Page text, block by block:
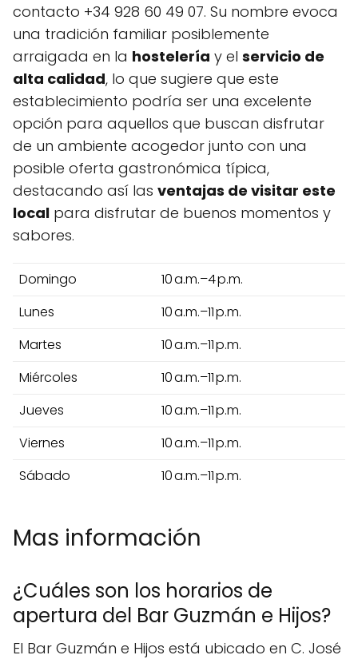
contacto +34 928 60 49 07. Su nombre evoca
una tradición familiar posiblemente
arraigada en la hostelería y el servicio de
alta calidad, lo que sugiere que este
establecimiento podría ser una excelente
opción para aquellos que buscan disfrutar
de un ambiente acogedor junto con una
posible oferta gastronómica típica,
destacando así las ventajas de visitar este
local para disfrutar de buenos momentos y
sabores.
Domingo
10 a.m.–4 p.m.
Lunes
10 a.m.–11 p.m.
Martes
10 a.m.–11 p.m.
Miércoles
10 a.m.–11 p.m.
Jueves
10 a.m.–11 p.m.
Viernes
10 a.m.–11 p.m.
Sábado
10 a.m.–11 p.m.
Mas información
¿Cuáles son los horarios de
apertura del Bar Guzmán e Hijos?
El Bar Guzmán e Hijos está ubicado en C. José